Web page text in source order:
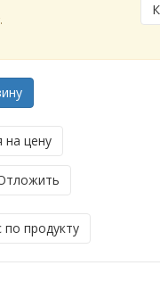
на цену
по продукту